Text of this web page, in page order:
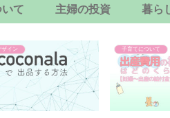
て 主婦の投資 暮ら
ザイン 子育てについて